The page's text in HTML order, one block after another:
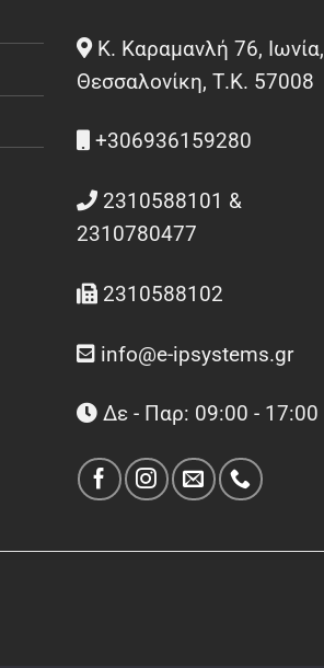
Κ. Καραμανλή 76, Ιωνία,
Θεσσαλονίκη, Τ.Κ. 57008
+306936159280
2310588101 &
2310780477
2310588102
info@e-ipsystems.gr
Δε - Παρ: 09:00 - 17:00